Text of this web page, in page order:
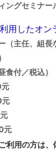
ングセミナー
用したオン
主任、組長
食付／税込）
利用の方は